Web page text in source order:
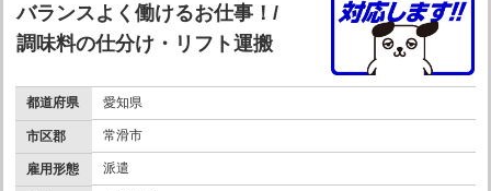
バランスよく働けるお仕事！/
調味料の仕分け・リフト運搬
都道府県 愛知県
市区郡 常滑市
雇用形態 派遣